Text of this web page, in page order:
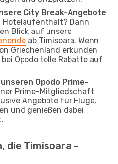
City Break-Angebote
Hotelaufenthalt? Dann
Blick auf unsere
ab Timisoara. Wenn
Griechenland erkunden
Opodo tolle Rabatte auf
Opodo Prime-
Prime-Mitgliedschaft
Angebote für Flüge,
und genießen dabei
die Timisoara -